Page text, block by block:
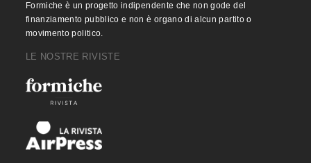
Formiche è un progetto indipendente che non gode del
finanziamento pubblico e non è organo di alcun partito o
movimento politico.
LE NOSTRE RIVISTE